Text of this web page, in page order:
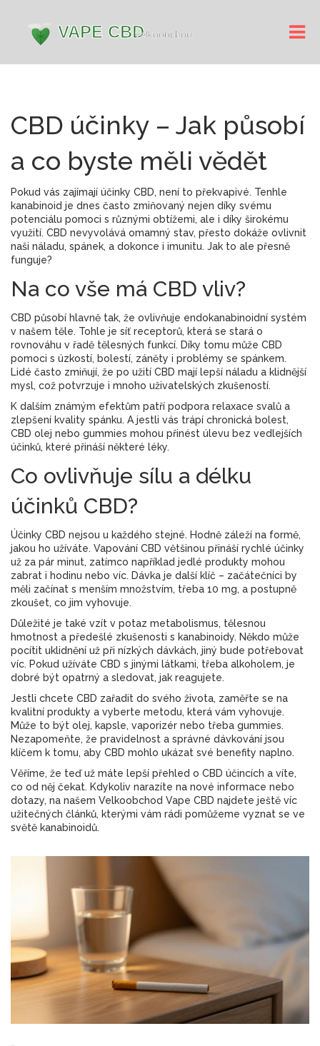
CBD účinky – Jak působí
a co byste měli vědět
Pokud vás zajímají účinky CBD, není to překvapivé. Tenhle
kanabinoid je dnes často zmiňovaný nejen díky svému
potenciálu pomoci s různými obtížemi, ale i díky širokému
využití. CBD nevyvolává omamný stav, přesto dokáže ovlivnit
naši náladu, spánek, a dokonce i imunitu. Jak to ale přesně
funguje?
Na co vše má CBD vliv?
CBD působí hlavně tak, že ovlivňuje endokanabinoidní systém
v našem těle. Tohle je síť receptorů, která se stará o
rovnováhu v řadě tělesných funkcí. Díky tomu může CBD
pomoci s úzkostí, bolestí, záněty i problémy se spánkem.
Lidé často zmiňují, že po užití CBD mají lepší náladu a klidnější
mysl, což potvrzuje i mnoho uživatelských zkušeností.
K dalším známým efektům patří podpora relaxace svalů a
zlepšení kvality spánku. A jestli vás trápí chronická bolest,
CBD olej nebo gummies mohou přinést úlevu bez vedlejších
účinků, které přináší některé léky.
Co ovlivňuje sílu a délku
účinků CBD?
Účinky CBD nejsou u každého stejné. Hodně záleží na formě,
jakou ho užíváte. Vapování CBD většinou přináší rychlé účinky
už za pár minut, zatímco například jedlé produkty mohou
zabrat i hodinu nebo víc. Dávka je další klíč – začátečníci by
měli začínat s menším množstvím, třeba 10 mg, a postupně
zkoušet, co jim vyhovuje.
Důležité je také vzít v potaz metabolismus, tělesnou
hmotnost a předešlé zkušenosti s kanabinoidy. Někdo může
pocítit uklidnění už při nízkých dávkách, jiný bude potřebovat
víc. Pokud užíváte CBD s jinými látkami, třeba alkoholem, je
dobré být opatrný a sledovat, jak reagujete.
Jestli chcete CBD zařadit do svého života, zaměřte se na
kvalitní produkty a vyberte metodu, která vám vyhovuje.
Může to být olej, kapsle, vaporizér nebo třeba gummies.
Nezapomeňte, že pravidelnost a správné dávkování jsou
klíčem k tomu, aby CBD mohlo ukázat své benefity naplno.
Věříme, že teď už máte lepší přehled o CBD účincích a víte,
co od něj čekat. Kdykoliv narazíte na nové informace nebo
dotazy, na našem Velkoobchod Vape CBD najdete ještě víc
užitečných článků, kterými vám rádi pomůžeme vyznat se ve
světě kanabinoidů.